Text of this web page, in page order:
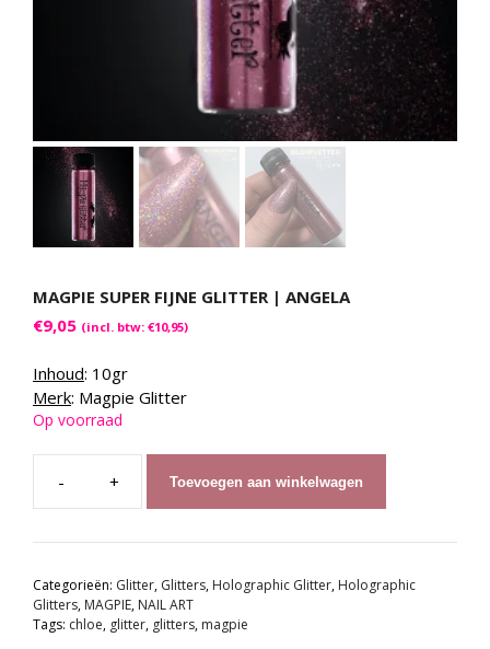
MAGPIE SUPER FIJNE GLITTER | ANGELA
€9,05 (incl. btw: €10,95)
Inhoud: 10gr
Merk: Magpie Glitter
Op voorraad
MAGPIE
Super
Fijne
|
ANGELA
aantal
Toevoegen aan winkelwagen
Categorieën: Glitter, Glitters, Holographic Glitter, Holographic
Glitters, MAGPIE, NAIL ART
Tags: chloe, glitter, glitters, magpie